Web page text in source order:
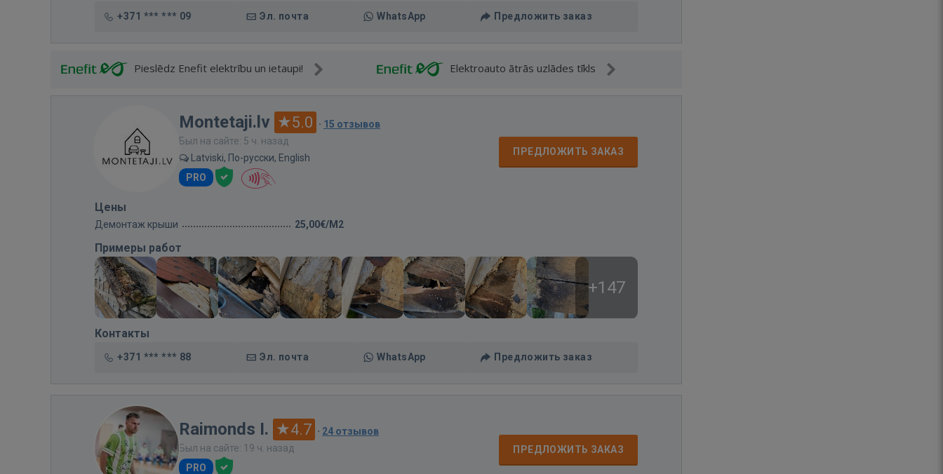
+371 *** *** 09 Эл. почта WhatsApp Предложить заказ
Pieslēdz Enefit elektrību un ietaupi! Elektroauto ātrās uzlādes tīkls
Montetaji.lv 5.0 · 15 отзывов
Был на сайте: 5 ч. назад
Latviski, По-русски, English
PRO
ПРЕДЛОЖИТЬ ЗАКАЗ
Цены
Демонтаж крыши 25,00€/M2
Примеры работ
+147
Контакты
+371 *** *** 88 Эл. почта WhatsApp Предложить заказ
Raimonds I. 4.7 · 24 отзывов
Был на сайте: 19 ч. назад
PRO
ПРЕДЛОЖИТЬ ЗАКАЗ